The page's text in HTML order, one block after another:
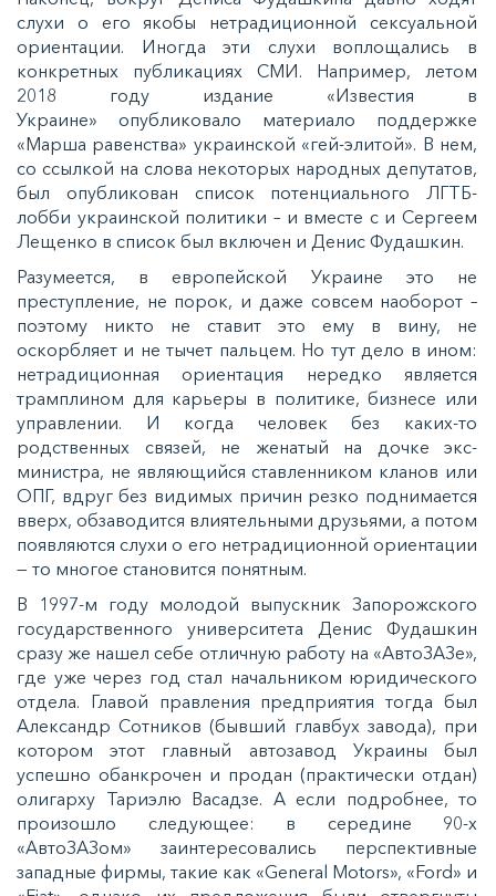
слухи о его якобы нетрадиционной сексуальной
ориентации. Иногда эти слухи воплощались в
конкретных публикациях СМИ. Например, летом
2018 году издание «Известия в
Украине» опубликовало материало поддержке
«Марша равенства» украинской «гей-элитой». В нем,
со ссылкой на слова некоторых народных депутатов,
был опубликован список потенциального ЛГТБ-
лобби украинской политики – и вместе с и Сергеем
Лещенко в список был включен и Денис Фудашкин.
Разумеется, в европейской Украине это не
преступление, не порок, и даже совсем наоборот –
поэтому никто не ставит это ему в вину, не
оскорбляет и не тычет пальцем. Но тут дело в ином:
нетрадиционная ориентация нередко является
трамплином для карьеры в политике, бизнесе или
управлении. И когда человек без каких-то
родственных связей, не женатый на дочке экс-
министра, не являющийся ставленником кланов или
ОПГ, вдруг без видимых причин резко поднимается
вверх, обзаводится влиятельными друзьями, а потом
появляются слухи о его нетрадиционной ориентации
— то многое становится понятным.
В 1997-м году молодой выпускник Запорожского
государственного университета Денис Фудашкин
сразу же нашел себе отличную работу на «АвтоЗАЗе»,
где уже через год стал начальником юридического
отдела. Главой правления предприятия тогда был
Александр Сотников (бывший главбух завода), при
котором этот главный автозавод Украины был
успешно обанкрочен и продан (практически отдан)
олигарху Тариэлю Васадзе. А если подробнее, то
произошло следующее: в середине 90-х
«АвтоЗАЗом» заинтересовались перспективные
западные фирмы, такие как «General Motors», «Ford» и